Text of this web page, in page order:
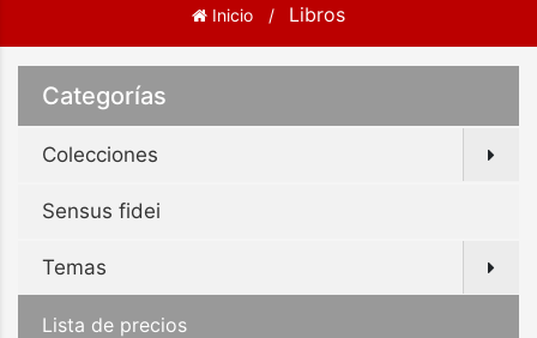
Inicio Libros
Categorías
Colecciones
Sensus fidei
Temas
Lista de precios